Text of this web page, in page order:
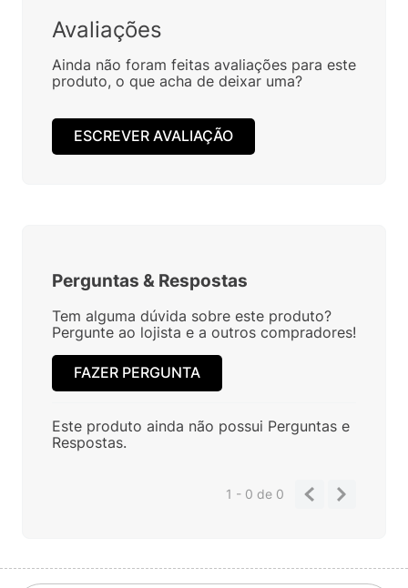
Avaliações
Ainda não foram feitas avaliações para este
produto, o que acha de deixar uma?
ESCREVER AVALIAÇÃO
Perguntas & Respostas
Tem alguma dúvida sobre este produto?
Pergunte ao lojista e a outros compradores!
FAZER PERGUNTA
Este produto ainda não possui Perguntas e
Respostas.
1 - 0de 0